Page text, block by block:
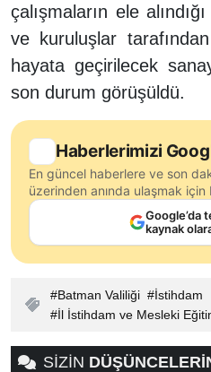
çalışmaların ele
ve kuruluşlar
hayata geçirilecek
son durum görüşüldü.
Haberlerimizi
En güncel haberlere ve son
üzerinden anında ulaşmak
Google’da
kaynak
Batman Valiliği
İstihdam
İl İstihdam ve Mesleki
SİZİN